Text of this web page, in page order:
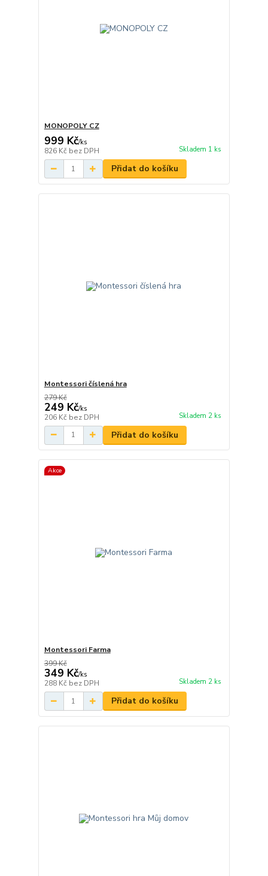
MONOPOLY CZ
999 Kč/ks
826 Kč bez DPH Skladem 1 ks
Přidat do košíku
Montessori číslená hra
279 Kč
249 Kč/ks
206 Kč bez DPH Skladem 2 ks
Přidat do košíku
Akce
Montessori Farma
399 Kč
349 Kč/ks
288 Kč bez DPH Skladem 2 ks
Přidat do košíku